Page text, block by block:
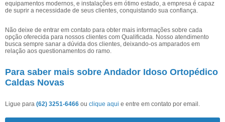
equipamentos modernos, e instalações em ótimo estado, a empresa é capaz
de suprir a necessidade de seus clientes, conquistando sua confiança.
Não deixe de entrar em contato para obter mais informações sobre cada
opção oferecida para nossos clientes com Qualificada. Nosso atendimento
busca sempre sanar a dúvida dos clientes, deixando-os amparados em
relação aos questionamentos do ramo.
Para saber mais sobre Andador Idoso Ortopédico
Caldas Novas
Ligue para (62) 3251-6466 ou clique aqui e entre em contato por email.